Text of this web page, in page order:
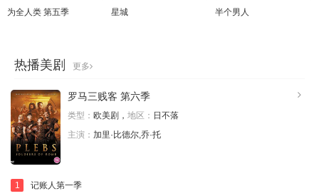
为全人类 第五季 星城 半个男人
热播美剧 更多
罗马三贱客 第六季
类型： 欧美剧， 地区： 日不落
主演： 加里·比德尔,乔·托
1 记账人第一季